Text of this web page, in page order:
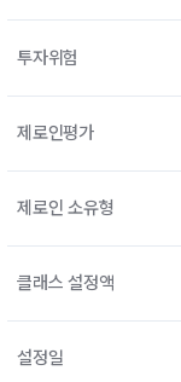
투자위험
제로인평가
제로인 소유형
클래스 설정액
설정일
ETF 처음투자
내맘대로 만들기
DIY 포트 관리
고객라운지
이벤트
공지사항
FAQ